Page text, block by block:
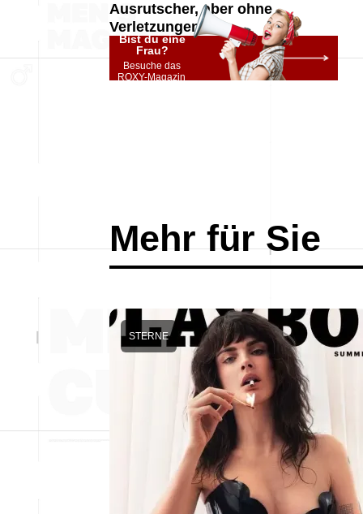
Ausrutscher, aber ohne
Verletzungen
Bist du eine
Frau?
Besuche das
ROXY-Magazin
Mehr für Sie
STERNE